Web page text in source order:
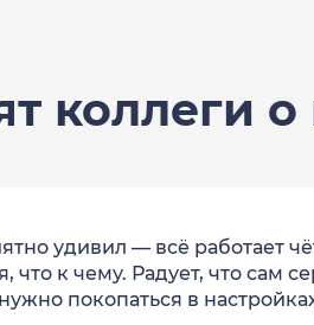
коллеги
удивил — всё работает
что к чему. Радует, что сам
покопаться в